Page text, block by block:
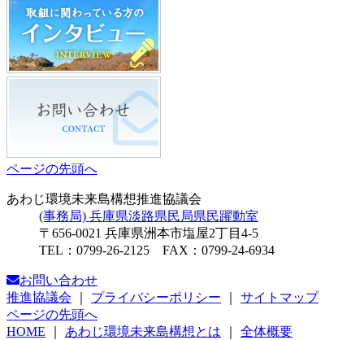
ページの先頭へ
あわじ環境未来島構想推進協議会
(事務局) 兵庫県淡路県民局県民躍動室
〒656-0021 兵庫県洲本市塩屋2丁目4-5
TEL：0799-26-2125 FAX：0799-24-6934
お問い合わせ
推進協議会
プライバシーポリシー
サイトマップ
ページの先頭へ
HOME
あわじ環境未来島構想とは
全体概要